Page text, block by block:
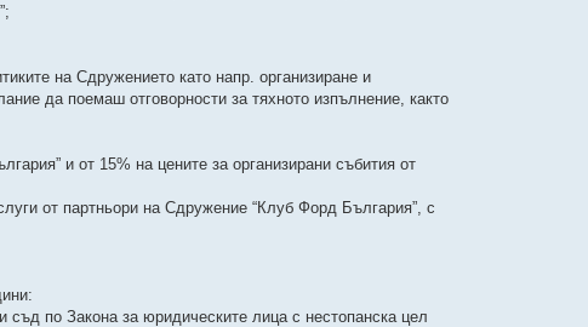
на Сдружението като напр. организиране и
да поемаш отговорности за тяхното изпълнение, както
и от 15% на цените за организирани събития от
от партньори на Сдружение “Клуб Форд България”, с
по Закона за юридическите лица с нестопанска цел